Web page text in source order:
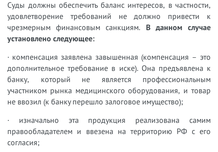
Суды должны обеспечить баланс интересов, в частности,
удовлетворение требований не должно привести к
чрезмерным финансовым санкциям. В данном случае
установлено следующее:
· компенсация заявлена завышенная (компенсация – это
дополнительное требование в иске). Она предъявлена к
банку, который не является профессиональным
участником рынка медицинского оборудования, и товар
не ввозил (к банку перешло залоговое имущество);
· изначально эта продукция реализована самим
правообладателем и ввезена на территорию РФ с его
согласия;